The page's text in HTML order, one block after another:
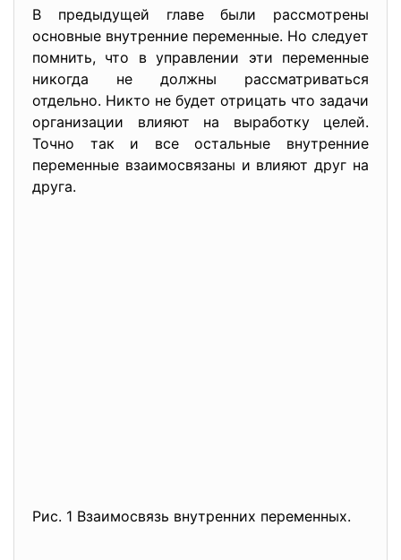
В предыдущей главе были рассмотрены
основные внутренние переменные. Но следует
помнить, что в управлении эти переменные
никогда не должны рассматриваться
отдельно. Никто не будет отрицать что задачи
организации влияют на выработку целей.
Точно так и все остальные внутренние
переменные взаимосвязаны и влияют друг на
друга.
Рис. 1 Взаимосвязь внутренних переменных.